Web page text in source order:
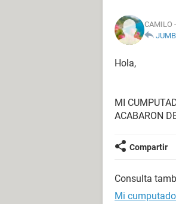
CAMILO
Hola,
MI
ACABARON
Compartir
Consulta
Mi